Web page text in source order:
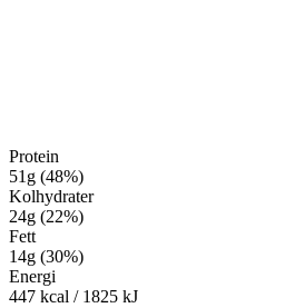
Protein
51 g (48%)
Kolhydrater
24g (22%)
Fett
14g (30%)
Energi
447 kcal / 1825 kJ